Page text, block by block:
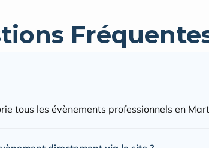
tous les évènements professionnels en